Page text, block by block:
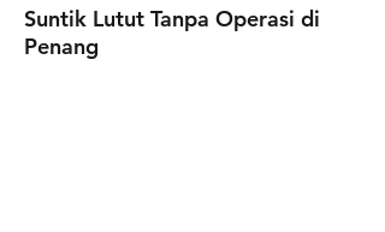
Suntik Lutut Tanpa Operasi di
Penang